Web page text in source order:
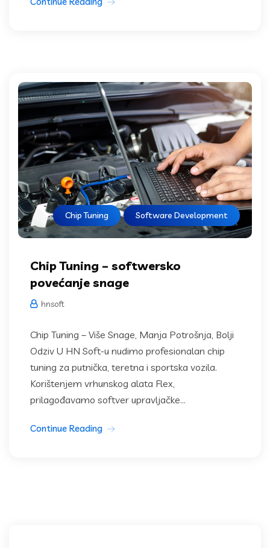
Chip Tuning Software Development
Chip Tuning – softwersko
povećanje snage
hnsoft
Chip Tuning – Više Snage, Manja Potrošnja, Bolji
Odziv U HN Soft-u nudimo profesionalan chip
tuning za putnička, teretna i sportska vozila.
Korištenjem vrhunskog alata Flex,
prilagođavamo softver upravljačke...
Continue Reading